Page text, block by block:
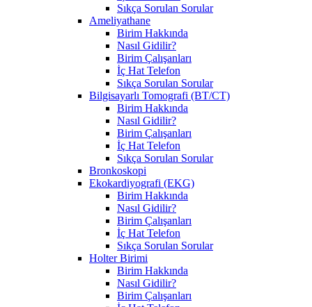
Sıkça Sorulan Sorular
Ameliyathane
Birim Hakkında
Nasıl Gidilir?
Birim Çalışanları
İç Hat Telefon
Sıkça Sorulan Sorular
Bilgisayarlı Tomografi (BT/CT)
Birim Hakkında
Nasıl Gidilir?
Birim Çalışanları
İç Hat Telefon
Sıkça Sorulan Sorular
Bronkoskopi
Ekokardiyografi (EKG)
Birim Hakkında
Nasıl Gidilir?
Birim Çalışanları
İç Hat Telefon
Sıkça Sorulan Sorular
Holter Birimi
Birim Hakkında
Nasıl Gidilir?
Birim Çalışanları